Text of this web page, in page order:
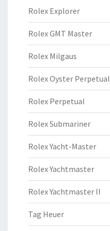
Rolex Explorer
Rolex GMT Master
Rolex Milgaus
Rolex Oyster Perpetual
Rolex Perpetual
Rolex Submariner
Rolex Yacht-Master
Rolex Yachtmaster
Rolex Yachtmaster II
Tag Heuer